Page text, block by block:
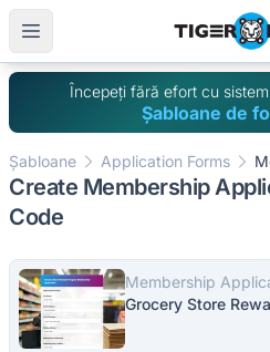
Începeți fără efort cu
Șabloane de
Șabloane Application Forms
Create Membership
Code
Membership
Grocery Store